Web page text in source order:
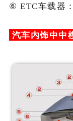
⑥ ETC车载器
汽车内饰中中